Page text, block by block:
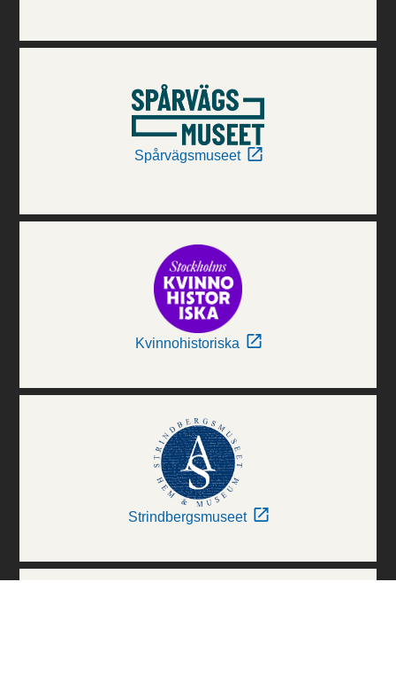
Spårvägsmuseet
Kvinnohistoriska
Strindbergsmuseet